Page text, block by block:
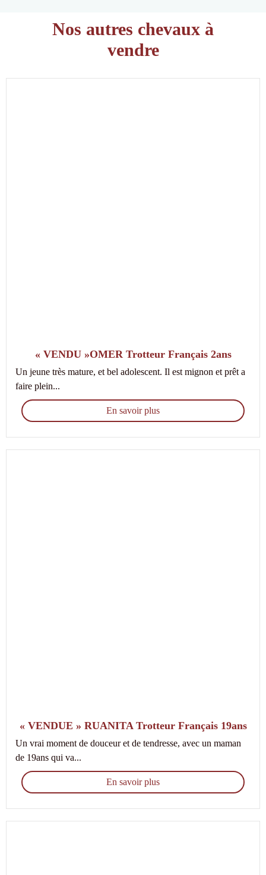
Nos autres chevaux à
vendre
« VENDU »OMER Trotteur Français 2ans
Un jeune très mature, et bel adolescent. Il est mignon et prêt a
faire plein...
En savoir plus
« VENDUE » RUANITA Trotteur Français 19ans
Un vrai moment de douceur et de tendresse, avec un maman
de 19ans qui va...
En savoir plus